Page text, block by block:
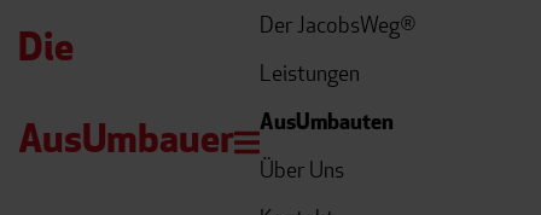
Die
AusUmbauer
Menü öffnen
Der JacobsWeg®
Leistungen
AusUmbauten
Über Uns